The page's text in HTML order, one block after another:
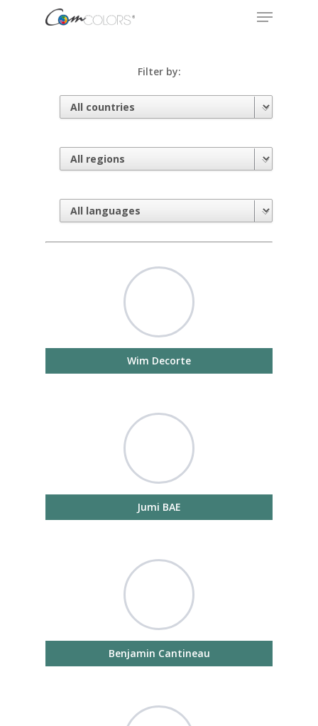
Filter by:
Wim Decorte
Jumi BAE
Benjamin Cantineau